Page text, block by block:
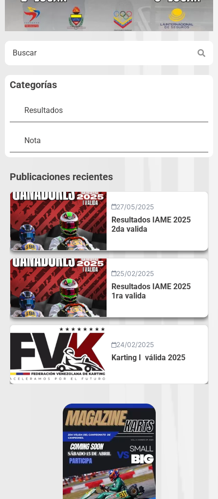
Categorías
Resultados
Nota
Publicaciones recientes
27/05/2025
Resultados IAME 2025
2da valida
25/02/2025
Resultados IAME 2025
1ra valida
24/02/2025
Karting I válida 2025